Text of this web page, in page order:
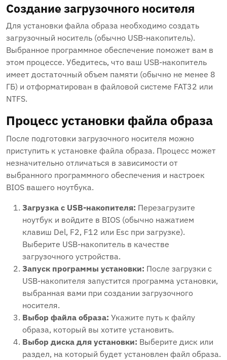
Создание загрузочного носителя
Для установки файла образа необходимо создать
загрузочный носитель (обычно USB-накопитель).
Выбранное программное обеспечение поможет вам в
этом процессе. Убедитесь‚ что ваш USB-накопитель
имеет достаточный объем памяти (обычно не менее 8
ГБ) и отформатирован в файловой системе FAT32 или
NTFS.
Процесс установки файла образа
После подготовки загрузочного носителя можно
приступить к установке файла образа. Процесс может
незначительно отличаться в зависимости от
выбранного программного обеспечения и настроек
BIOS вашего ноутбука.
Загрузка с USB-накопителя: Перезагрузите
ноутбук и войдите в BIOS (обычно нажатием
клавиш Del‚ F2‚ F12 или Esc при загрузке).
Выберите USB-накопитель в качестве
загрузочного устройства.
Запуск программы установки: После загрузки с
USB-накопителя запустится программа установки‚
выбранная вами при создании загрузочного
носителя.
Выбор файла образа: Укажите путь к файлу
образа‚ который вы хотите установить.
Выбор диска для установки: Выберите диск или
раздел‚ на который будет установлен файл образа.